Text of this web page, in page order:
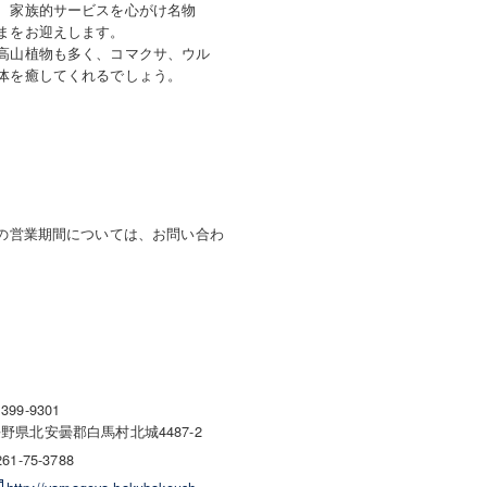
家族的サービスを心がけ名物
お迎えします。
山植物も多く、コマクサ、ウル
癒してくれるでしょう。
営業期間については、お問い合わ
9301
県北安曇郡白馬村北城4487-2
75-3788